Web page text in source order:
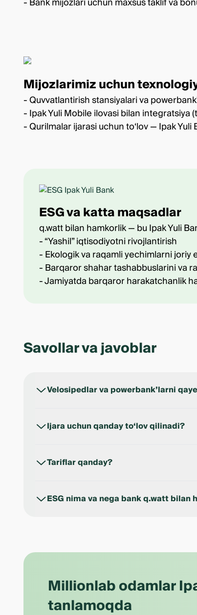
Mijozlarimiz uchun
- Quvvatlantirish stansiyalari va
- Ipak Yuli Mobile ilovasi bilan
- Qurilmalar ijarasi uchun to‘lov — Ipak
ESG va katta maqsadlar
q.watt bilan hamkorlik — bu Ipak Yuli
- “Yashil” iqtisodiyotni rivojlantirish
- Ekologik va raqamli yechimlarni joriy
- Barqaror shahar tashabbuslarini va
- Jamiyatda barqaror harakatchanlik
Savollar va javoblar
Velosipedlar va powerbank’larni
Ijara uchun qanday to‘lov qilinadi?
Tariflar qanday?
ESG nima va nega bank q.watt
Millionlab odamlar
tanlamoqda